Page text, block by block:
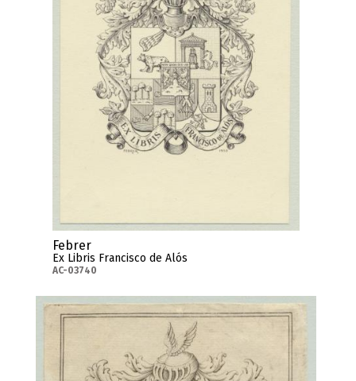
Febrer
Ex Libris Francisco de Alós
AC-03740